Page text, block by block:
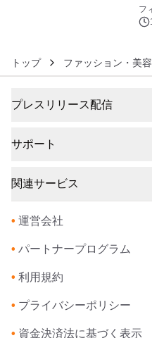
約
ジ
フ
トップ ファッション・美
プレスリリース配信
サポート
関連サービス
• 運営会社
• パートナープログラム
• 利用規約
• プライバシーポリシー
• 資金決済法に基づく表示